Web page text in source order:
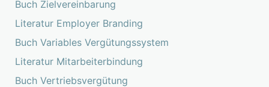
Buch Zielvereinbarung
Literatur Employer Branding
Buch Variables Vergütungssystem
Literatur Mitarbeiterbindung
Buch Vertriebsvergütung